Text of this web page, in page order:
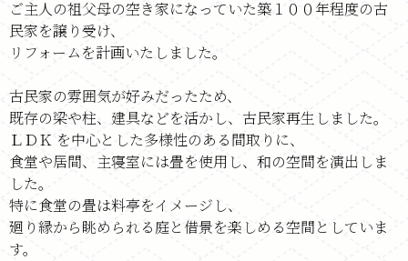
ご主人の祖父母の空き家になっていた築１００年程度の古
民家を譲り受け、
リフォームを計画いたしました。
古民家の雰囲気が好みだったため、
既存の梁や柱、建具などを活かし、古民家再生しました。
ＬＤＫ を中心とした多様性のある間取りに、
食堂や居間、主寝室には畳を使用し、和の空間を演出しま
した。
特に食堂の畳は料亭をイメージし、
廻り縁から眺められる庭と借景を楽しめる空間としていま
す。